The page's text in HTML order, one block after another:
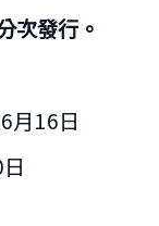
次發行。
月16日
日